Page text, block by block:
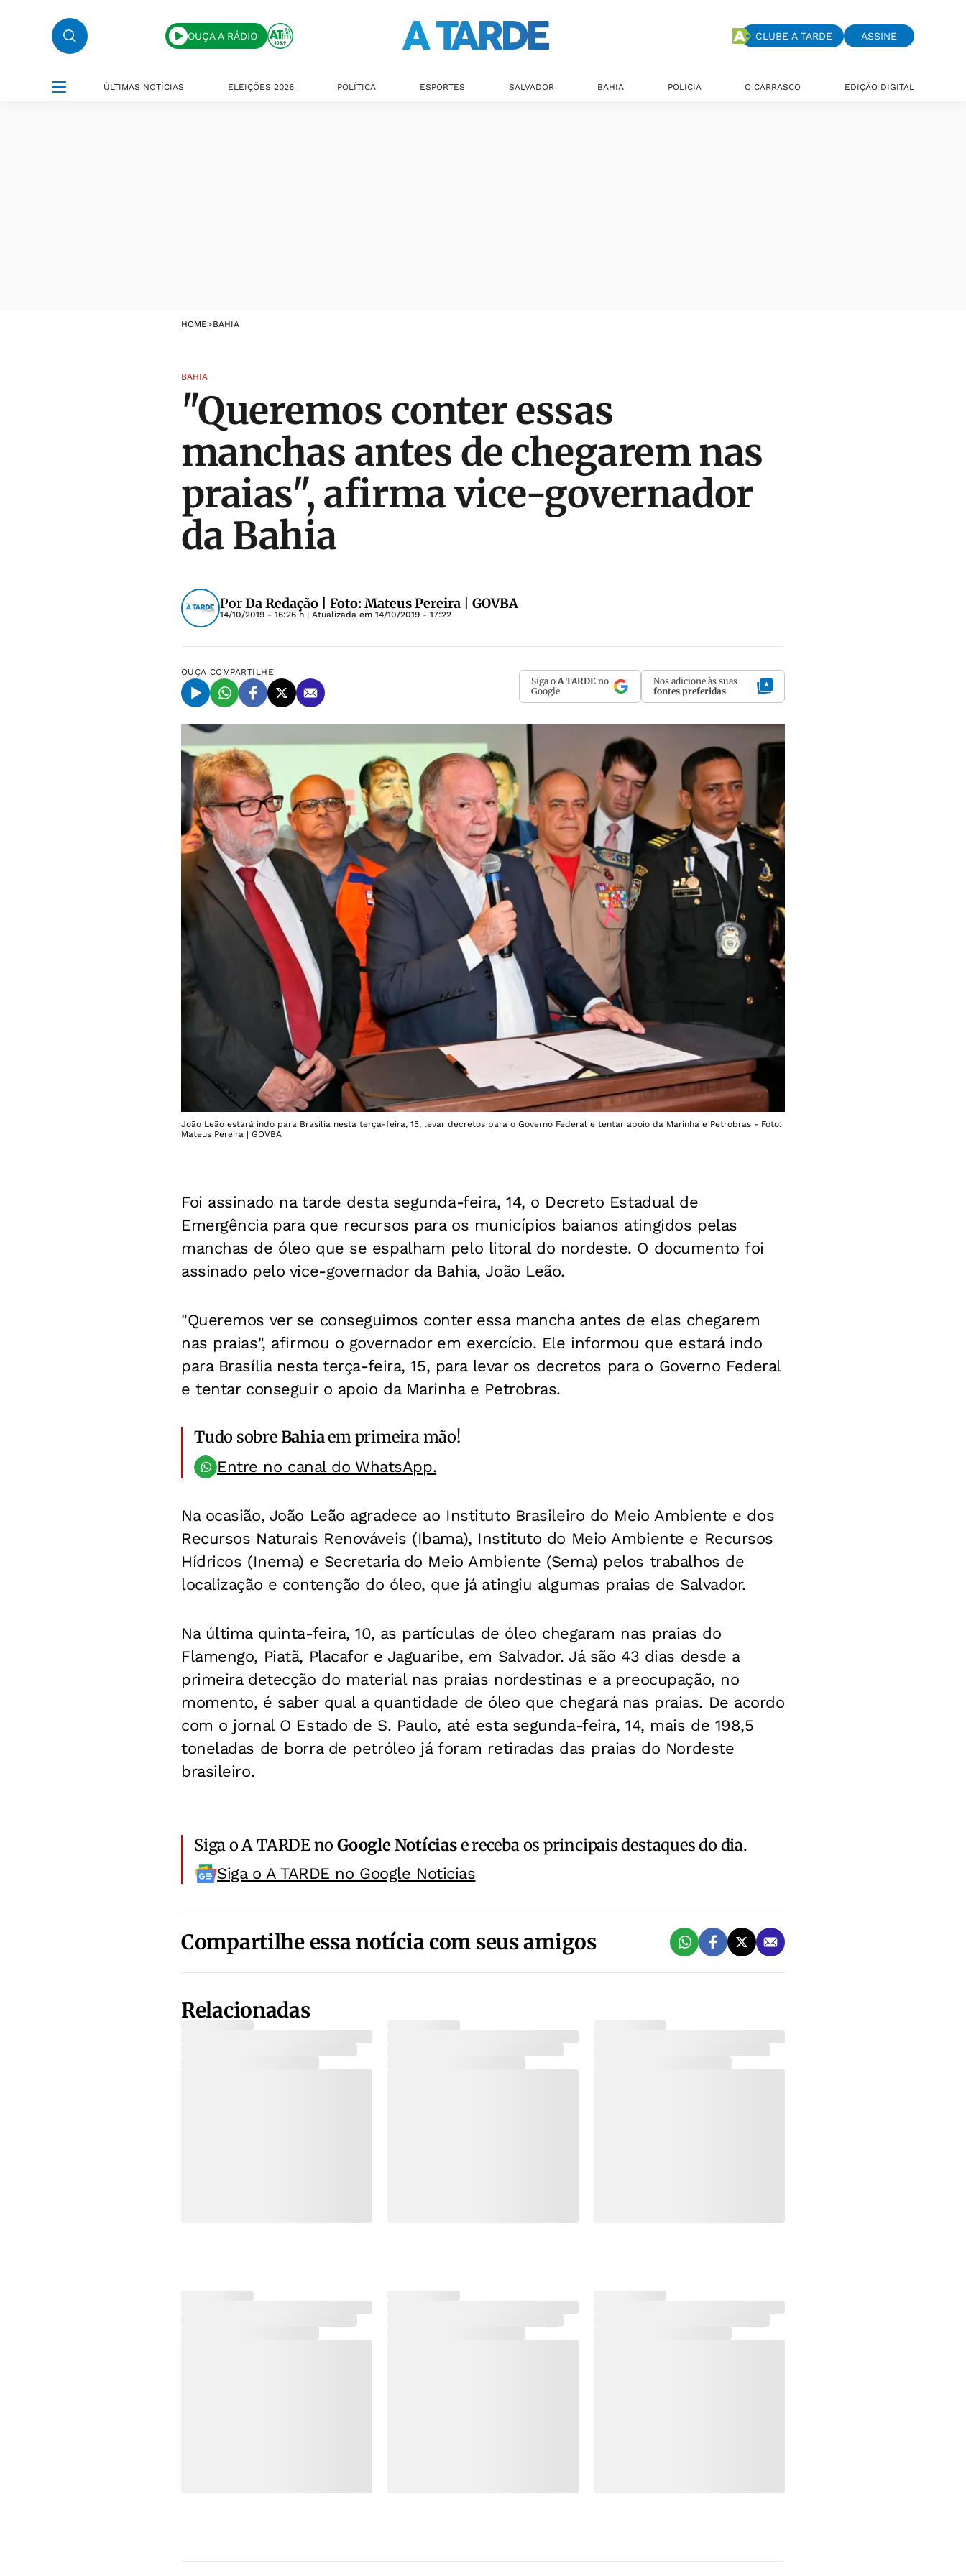
OUÇA A RÁDIO CLUBE A TARDE ASSINE
ÚLTIMAS NOTÍCIAS ELEIÇÕES 2026 POLÍTICA ESPORTES SALVADOR BAHIA POLÍCIA O CARRASCO EDIÇÃO DIGITAL
HOME>BAHIA
BAHIA
"Queremos conter essas
manchas antes de chegarem nas
praias", afirma vice-governador
da Bahia
PorDa Redação | Foto: Mateus Pereira | GOVBA
14/10/2019 - 16:26 h | Atualizada em 14/10/2019 - 17:22
OUÇA COMPARTILHE
Siga o A TARDE no
Google
Nos adicione às suas
fontes preferidas
João Leão estará indo para Brasília nesta terça-feira, 15, levar decretos para o Governo Federal e tentar apoio da Marinha e Petrobras - Foto:
Mateus Pereira | GOVBA
Foi assinado na tarde desta segunda-feira, 14, o Decreto Estadual de
Emergência para que recursos para os municípios baianos atingidos pelas
manchas de óleo que se espalham pelo litoral do nordeste. O documento foi
assinado pelo vice-governador da Bahia, João Leão.
"Queremos ver se conseguimos conter essa mancha antes de elas chegarem
nas praias", afirmou o governador em exercício. Ele informou que estará indo
para Brasília nesta terça-feira, 15, para levar os decretos para o Governo Federal
e tentar conseguir o apoio da Marinha e Petrobras.
Tudo sobreBahiaem primeira mão!
Entre no canal do WhatsApp.
Na ocasião, João Leão agradece ao Instituto Brasileiro do Meio Ambiente e dos
Recursos Naturais Renováveis (Ibama), Instituto do Meio Ambiente e Recursos
Hídricos (Inema) e Secretaria do Meio Ambiente (Sema) pelos trabalhos de
localização e contenção do óleo, que já atingiu algumas praias de Salvador.
Na última quinta-feira, 10, as partículas de óleo chegaram nas praias do
Flamengo, Piatã, Placafor e Jaguaribe, em Salvador. Já são 43 dias desde a
primeira detecção do material nas praias nordestinas e a preocupação, no
momento, é saber qual a quantidade de óleo que chegará nas praias. De acordo
com o jornal O Estado de S. Paulo, até esta segunda-feira, 14, mais de 198,5
toneladas de borra de petróleo já foram retiradas das praias do Nordeste
brasileiro.
Siga o A TARDE noGoogle Notíciase receba os principais destaques do dia.
Siga o A TARDE no Google Noticias
Compartilhe essa notícia com seus amigos
Relacionadas